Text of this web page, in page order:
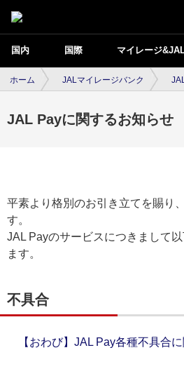
国内 国際 マイレージ
ホーム JALマイレージバンク
JAL Payに関するお知らせ
平素より格別のお引き立てを賜り
す。
JAL Payのサービスにつきまして
ます。
不具合
【おわび】JAL Pay各種不具合